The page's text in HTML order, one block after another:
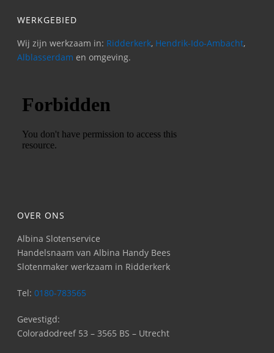
WERKGEBIED
Wij zijn werkzaam in: Ridderkerk, Hendrik-Ido-Ambacht,
Alblasserdam en omgeving.
OVER ONS
Albina Slotenservice
Handelsnaam van Albina Handy Bees
Slotenmaker werkzaam in Ridderkerk
Tel:0180-783565
Gevestigd:
Coloradodreef 53 – 3565 BS – Utrecht